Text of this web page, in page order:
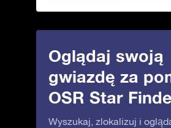
Oglądaj swoją
gwiazdę za
OSR Star
Wyszukaj, zlokalizuj i